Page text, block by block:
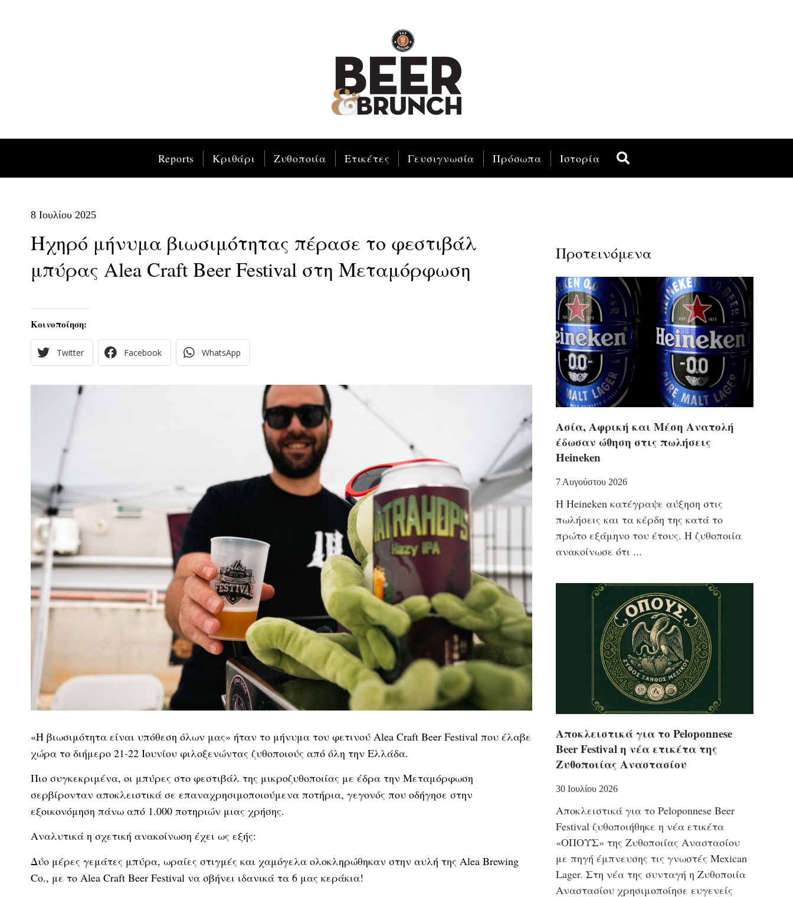
Reports Κριθάρι Ζυθοποιία Ετικέτες Γευσιγνωσία Πρόσωπα Ιστορία
8 Ιουλίου 2025
Ηχηρό μήνυμα βιωσιμότητας πέρασε το φεστιβάλ
μπύρας Alea Craft Beer Festival στη Μεταμόρφωση
Κοινοποίηση:
Twitter Facebook WhatsApp
«Η βιωσιμότητα είναι υπόθεση όλων μας» ήταν το μήνυμα του φετινού Alea Craft Beer Festival που έλαβε
χώρα το διήμερο 21-22 Ιουνίου φιλοξενώντας ζυθοποιούς από όλη την Ελλάδα.
Πιο συγκεκριμένα, οι μπύρες στο φεστιβάλ της μικροζυθοποιίας με έδρα την Μεταμόρφωση
σερβίρονταν αποκλειστικά σε επαναχρησιμοποιούμενα ποτήρια, γεγονός που οδήγησε στην
εξοικονόμηση πάνω από 1.000 ποτηριών μιας χρήσης.
Αναλυτικά η σχετική ανακοίνωση έχει ως εξής:
Δύο μέρες γεμάτες μπύρα, ωραίες στιγμές και χαμόγελα ολοκληρώθηκαν στην αυλή της Alea Brewing
Co., με το Alea Craft Beer Festival να σβήνει ιδανικά τα 6 μας κεράκια!
Προτεινόμενα
Ασία, Αφρική και Μέση Ανατολή
έδωσαν ώθηση στις πωλήσεις
Heineken
7 Αυγούστου 2026
Η Heineken κατέγραψε αύξηση στις
πωλήσεις και τα κέρδη της κατά το
πρώτο εξάμηνο του έτους. Η ζυθοποιία
ανακοίνωσε ότι
Αποκλειστικά για το Peloponnese
Beer Festival η νέα ετικέτα της
Ζυθοποιίας Αναστασίου
30 Ιουλίου 2026
Αποκλειστικά για το Peloponnese Beer
Festival ζυθοποιήθηκε η νέα ετικέτα
«ΟΠΟΥΣ» της Ζυθοποιίας Αναστασίου
με πηγή έμπνευσης τις γνωστές Mexican
Lager. Στη νέα της συνταγή η Ζυθοποιία
Αναστασίου χρησιμοποίησε ευγενείς